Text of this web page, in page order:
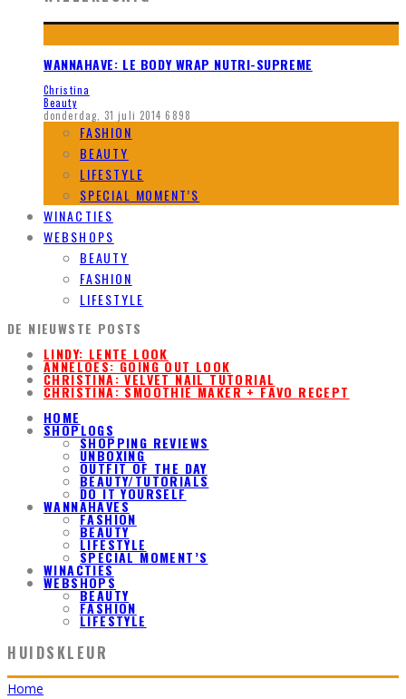
WANNAHAVE: LE BODY WRAP NUTRI-SUPREME
Christina
Beauty
donderdag, 31 juli 2014 6898
FASHION
BEAUTY
LIFESTYLE
SPECIAL MOMENT’S
WINACTIES
WEBSHOPS
BEAUTY
FASHION
LIFESTYLE
DE NIEUWSTE POSTS
LINDY: LENTE LOOK
ANNELOES: GOING OUT LOOK
CHRISTINA: VELVET NAIL TUTORIAL
CHRISTINA: SMOOTHIE MAKER + FAVO RECEPT
HOME
SHOPLOGS
SHOPPING REVIEWS
UNBOXING
OUTFIT OF THE DAY
BEAUTY/TUTORIALS
DO IT YOURSELF
WANNAHAVES
FASHION
BEAUTY
LIFESTYLE
SPECIAL MOMENT’S
WINACTIES
WEBSHOPS
BEAUTY
FASHION
LIFESTYLE
HUIDSKLEUR
Home